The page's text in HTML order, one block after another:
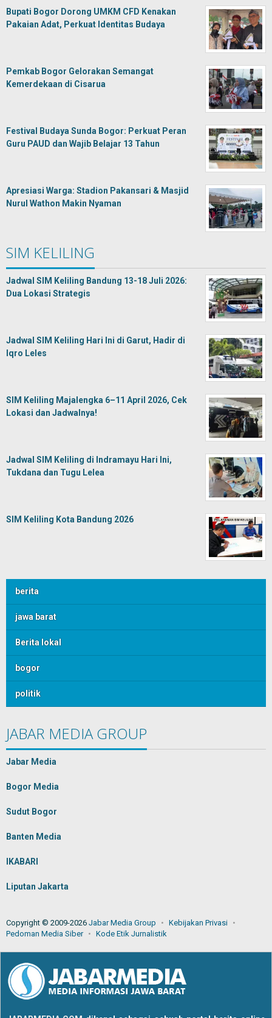
Bupati Bogor Dorong UMKM CFD Kenakan
Pakaian Adat, Perkuat Identitas Budaya
Pemkab Bogor Gelorakan Semangat
Kemerdekaan di Cisarua
Festival Budaya Sunda Bogor: Perkuat Peran
Guru PAUD dan Wajib Belajar 13 Tahun
Apresiasi Warga: Stadion Pakansari & Masjid
Nurul Wathon Makin Nyaman
SIM KELILING
Jadwal SIM Keliling Bandung 13-18 Juli 2026:
Dua Lokasi Strategis
Jadwal SIM Keliling Hari Ini di Garut, Hadir di
Iqro Leles
SIM Keliling Majalengka 6–11 April 2026, Cek
Lokasi dan Jadwalnya!
Jadwal SIM Keliling di Indramayu Hari Ini,
Tukdana dan Tugu Lelea
SIM Keliling Kota Bandung 2026
berita
jawa barat
Berita lokal
bogor
politik
JABAR MEDIA GROUP
Jabar Media
Bogor Media
Sudut Bogor
Banten Media
IKABARI
Liputan Jakarta
Copyright © 2009-2026 Jabar Media Group
Kebijakan Privasi
Pedoman Media Siber
Kode Etik Jurnalistik